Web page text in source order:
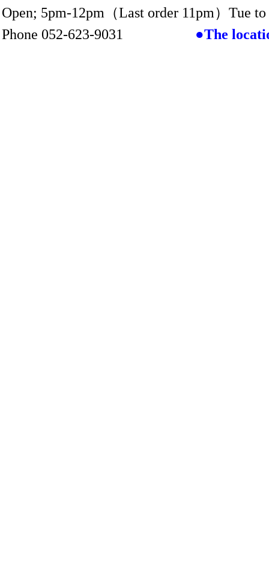
Open; 5pm-12pm（Last order 11pm）Tue to
Phone 052-623-9031 ●The